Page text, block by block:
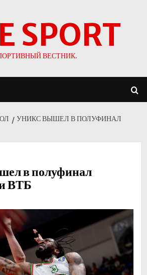
SPORT
ВЕСТНИК.
УНИКС ВЫШЕЛ В ПОЛУФИНАЛ
в полуфинал
ВТБ